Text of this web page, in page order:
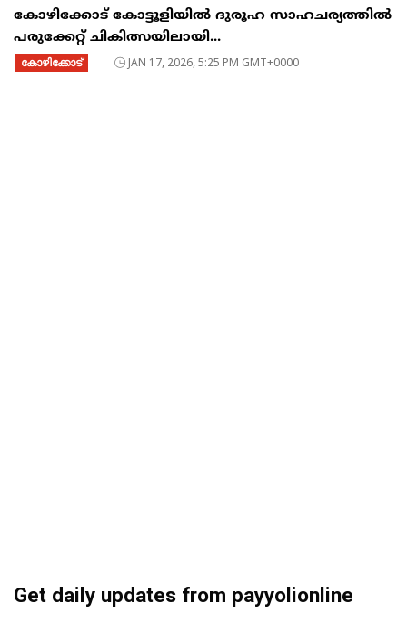
കോഴിക്കോട് കോട്ടൂളിയിൽ ദുരൂഹ സാഹചര്യത്തിൽ
പരുക്കേറ്റ് ചികിത്സയിലായി...
കോഴിക്കോട് JAN 17, 2026, 5:25 PM GMT+0000
Get daily updates from payyolionline